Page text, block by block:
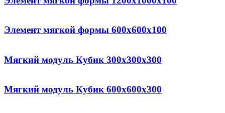
Элемент мягкой формы 600x600x100
Мягкий модуль Кубик 300x300x300
Мягкий модуль Кубик 600x600x300